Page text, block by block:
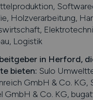
Holzverarbeitung,
Logistik
in Herford,
bieten: Sulo
GmbH & Co. KG,
GmbH & Co. KG,